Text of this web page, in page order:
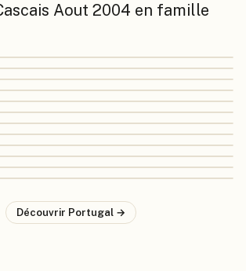
Aout 2004 en famille
Découvrir Portugal→